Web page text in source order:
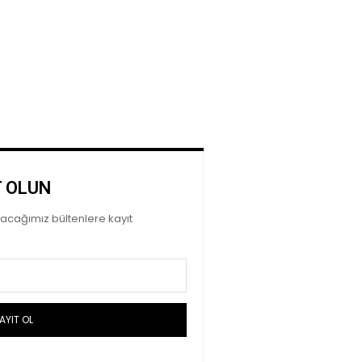
OLUN
bültenlere kayıt
OL